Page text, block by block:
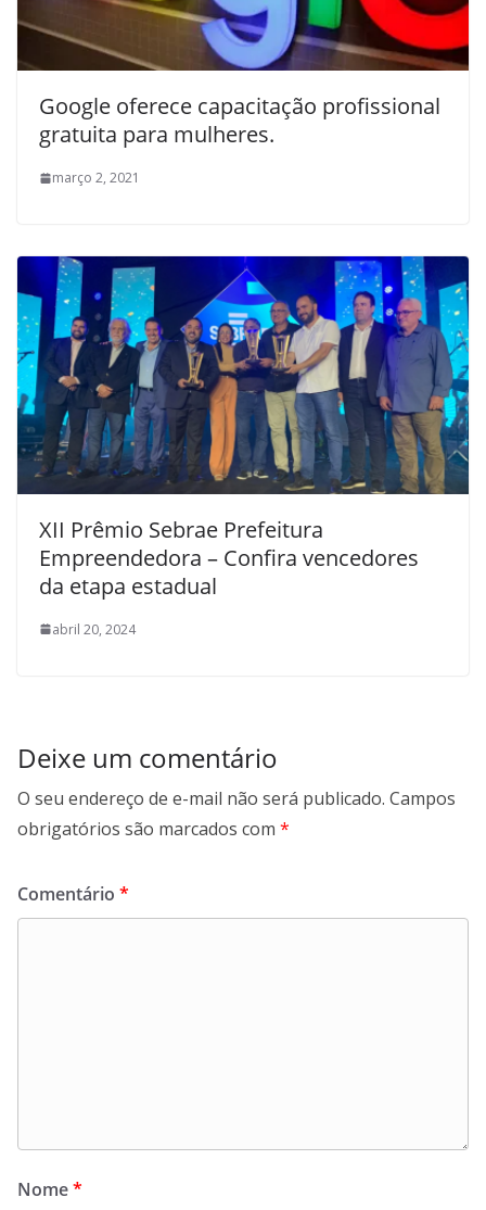
Google oferece capacitação profissional
gratuita para mulheres.
março 2, 2021
XII Prêmio Sebrae Prefeitura
Empreendedora – Confira vencedores
da etapa estadual
abril 20, 2024
Deixe um comentário
O seu endereço de e-mail não será publicado. Campos
obrigatórios são marcados com *
Comentário *
Nome*